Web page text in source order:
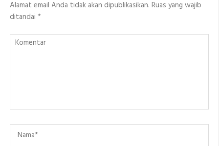
Alamat email Anda tidak akan dipublikasikan. Ruas yang wajib
ditandai *
Komentar
Name